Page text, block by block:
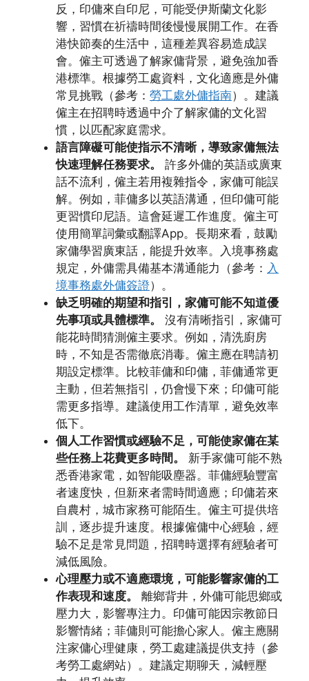
反，印傭來自印尼，可能受伊斯蘭文化影
響，習慣在祈禱時間後慢慢展開工作。在香
港快節奏的生活中，這種差異容易造成誤
會。僱主可透過了解家傭背景，避免強加香
港標準。根據勞工處資料，文化適應是外傭
常見挑戰（參考： 勞工處外傭指南）。建議
僱主在招聘時透過中介了解家傭的文化習
慣，以匹配家庭需求。
語言障礙可能使指示不清晰，導致家傭無法
快速理解任務要求。
許多外傭的英語或廣東
話不流利，僱主若用複雜指令，家傭可能誤
解。例如，菲傭多以英語溝通，但印傭可能
更習慣印尼語。這會延遲工作進度。僱主可
使用簡單詞彙或翻譯App。長期來看，鼓勵
家傭學習廣東話，能提升效率。入境事務處
規定，外傭需具備基本溝通能力（參考： 入
境事務處外傭簽證）。
缺乏明確的期望和指引，家傭可能不知道優
先事項或具體標準。
沒有清晰指引，家傭可
能花時間猜測僱主要求。例如，清洗廚房
時，不知是否需徹底消毒。僱主應在聘請初
期設定標準。比較菲傭和印傭，菲傭通常更
主動，但若無指引，仍會慢下來；印傭可能
需更多指導。建議使用工作清單，避免效率
低下。
個人工作習慣或經驗不足，可能使家傭在某
些任務上花費更多時間。
新手家傭可能不熟
悉香港家電，如智能吸塵器。菲傭經驗豐富
者速度快，但新來者需時間適應；印傭若來
自農村，城市家務可能陌生。僱主可提供培
訓，逐步提升速度。根據僱傭中心經驗，經
驗不足是常見問題，招聘時選擇有經驗者可
減低風險。
心理壓力或不適應環境，可能影響家傭的工
作表現和速度。
離鄉背井，外傭可能思鄉或
壓力大，影響專注力。印傭可能因宗教節日
影響情緒；菲傭則可能擔心家人。僱主應關
注家傭心理健康，勞工處建議提供支持（參
考勞工處網站）。建議定期聊天，減輕壓